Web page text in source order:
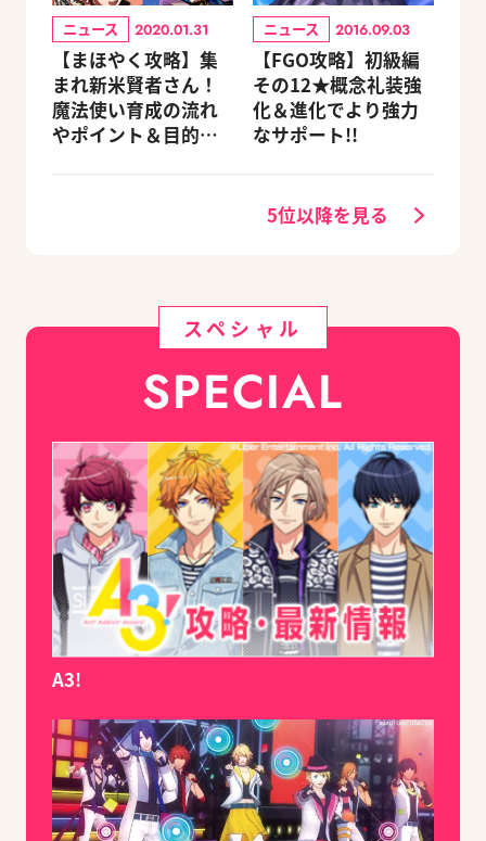
ニュース 2020.01.31
【まほやく攻略】集
まれ新米賢者さん！
魔法使い育成の流れ
やポイント＆目的別
ニュース 2016.09.03
【FGO攻略】初級編
その12★概念礼装強
化＆進化でより強力
なサポート!!
5位以降を見る
スペシャル
SPECIAL
A3!